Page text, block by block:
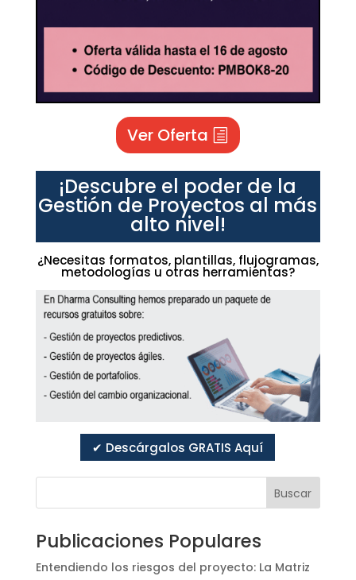
Ver Oferta
¡Descubre el poder de la
Gestión de Proyectos al más
alto nivel!
¿Necesitas formatos, plantillas, flujogramas,
metodologías u otras herramientas?
✔ Descárgalos GRATIS Aquí
Buscar
Publicaciones Populares
Entendiendo los riesgos del proyecto: La Matriz